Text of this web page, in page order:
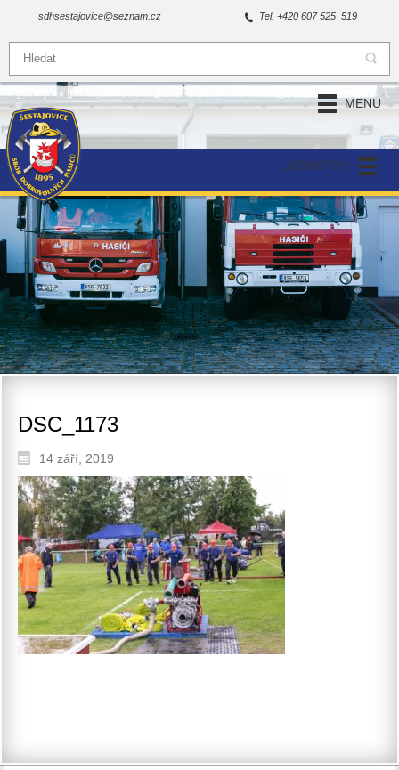
sdhsestajovice@seznam.cz Tel. +420 607 525 519
MENU
JEDNOTKY
DSC_1173
14 září, 2019